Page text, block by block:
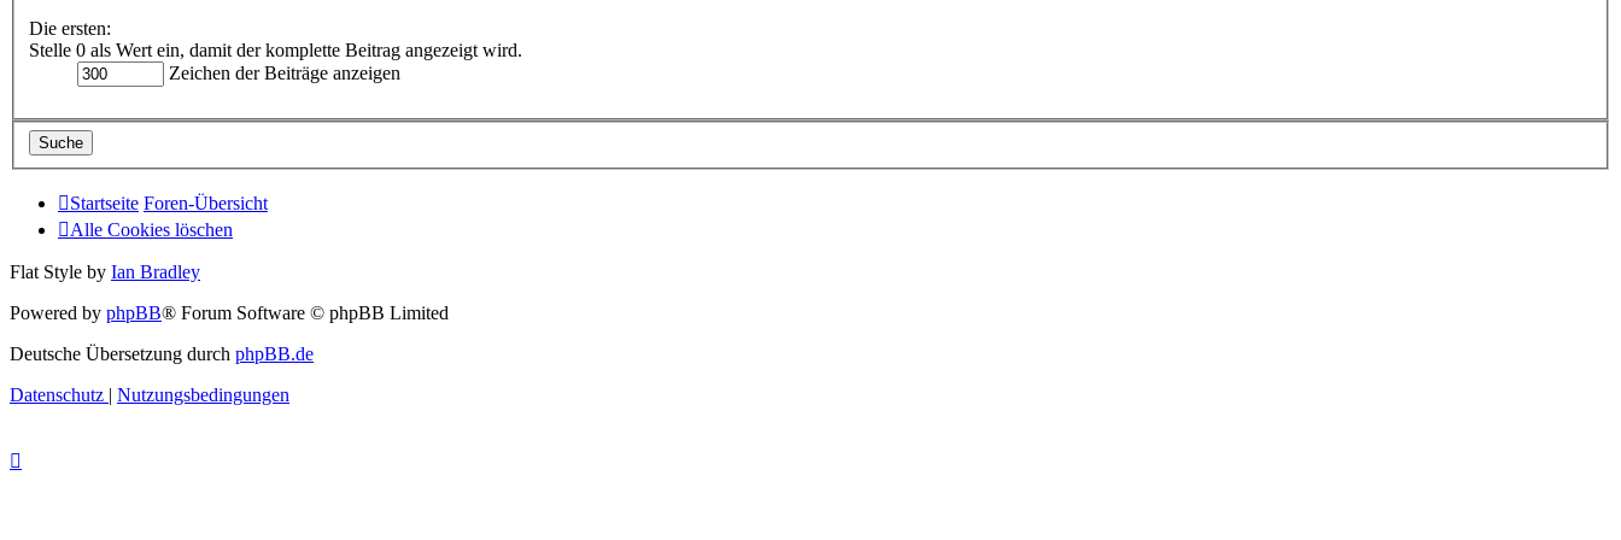
Die ersten:
Stelle 0 als Wert ein, damit der komplette Beitrag angezeigt wird.
Zeichen der Beiträge anzeigen
Startseite Foren-Übersicht
Alle Cookies löschen
Flat Style by Ian Bradley
Powered by phpBB® Forum Software © phpBB Limited
Deutsche Übersetzung durch phpBB.de
Datenschutz | Nutzungsbedingungen